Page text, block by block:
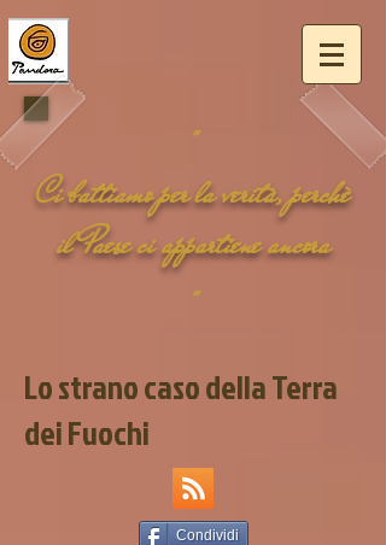
"
Ci battiamo per laverità, perchè
ilPaeseci appartiene ancora
"
Lo strano caso della Terra
dei Fuochi
Condividi